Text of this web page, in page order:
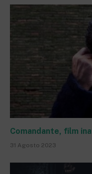
Comandante, film
31 Agosto 2023